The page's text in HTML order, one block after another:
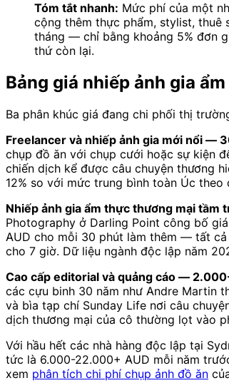
Tóm tắt nhanh: Mức phí của một
cộng thêm thực phẩm, stylist, thuê
tháng — chỉ bằng khoảng 5% đơn
thứ còn lại.
Bảng giá nhiếp ảnh gia
Ba phân khúc giá đang chi phối thị
Freelancer và nhiếp ảnh gia mới nổi —
chụp đồ ăn với chụp cưới hoặc sự kiện
chiến dịch kể được câu chuyện thương
12% so với mức trung bình toàn Úc theo
Nhiếp ảnh gia ẩm thực thương mại
Photography ở Darling Point công bố
AUD cho mỗi 30 phút làm thêm — tất cả
cho 7 giờ. Dữ liệu ngành độc lập năm
Cao cấp editorial và quảng cáo —
các cựu binh 30 năm như Andre Martin
và bìa tạp chí Sunday Life nơi câu
dịch thương mại của cô thường lọt vào
Với hầu hết các nhà hàng độc lập tại
tức là 6.000-22.000+ AUD mỗi năm
xem phân tích chi phí chụp ảnh đồ ăn